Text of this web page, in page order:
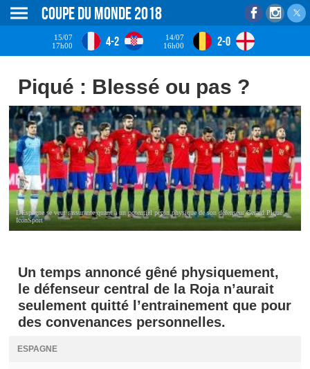
Coupe du monde 2018
15/07
17h00
4-2
14/07
16h00
2-0
Piqué : Blessé ou pas ?
L'Espagne se veut rassurante quant à un potentiel pépin physique de son défenseur Gerard Piqué -
IconSport
Un temps annoncé gêné physiquement,
le défenseur central de la Roja n’aurait
seulement quitté l’entrainement que pour
des convenances personnelles.
ESPAGNE